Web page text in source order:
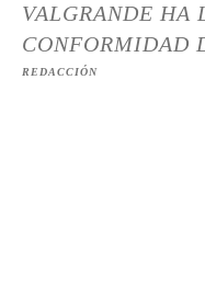
VALGRANDE HA
CONFORMIDAD
REDACCIÓN